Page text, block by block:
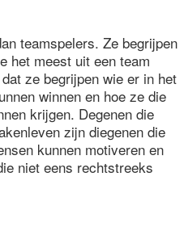
teamspelers. Ze begrijpen
het meest uit een team
ze begrijpen wie er in het
winnen en hoe ze die
krijgen. Degenen die
zijn diegenen die
kunnen motiveren en
niet eens rechtstreeks